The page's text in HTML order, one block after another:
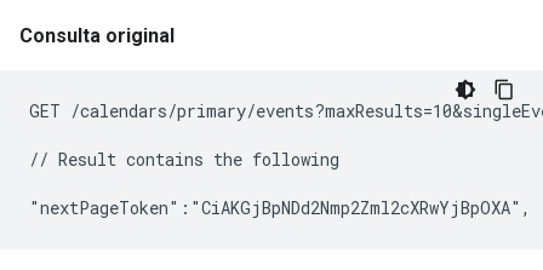
Consulta original
GET /calendars/primary/
// Result contains the following